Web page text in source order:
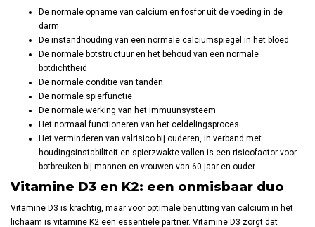
De normale opname van calcium en fosfor uit de voeding in de
darm
De instandhouding van een normale calciumspiegel in het bloed
De normale botstructuur en het behoud van een normale
botdichtheid
De normale conditie van tanden
De normale spierfunctie
De normale werking van het immuunsysteem
Het normaal functioneren van het celdelingsproces
Het verminderen van valrisico bij ouderen, in verband met
houdingsinstabiliteit en spierzwakte vallen is een risicofactor voor
botbreuken bij mannen en vrouwen van 60 jaar en ouder
Vitamine D3 en K2: een onmisbaar duo
Vitamine D3 is krachtig, maar voor optimale benutting van calcium in het
lichaam is vitamine K2 een essentiële partner. Vitamine D3 zorgt dat